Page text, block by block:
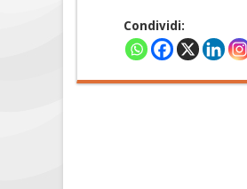
Condividi: